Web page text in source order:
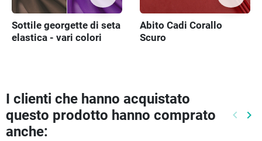
Sottile georgette di seta
elastica - vari colori
Abito Cadi Corallo
Scuro
I clienti che hanno acquistato
questo prodotto hanno comprato
anche:
keyboard_arrow_left keyboard_arrow_right